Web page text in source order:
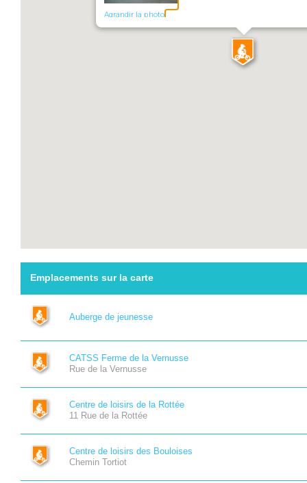
Agrandir la photo
Emplacements sur la carte
Auberge de jeunesse
CATSS Ferme de la Vernusse
Rue de la Vernusse
Centre de loisirs de la Rottée
11 Rue de la Rottée
Centre de loisirs des Bouloises
Chemin Tortiot